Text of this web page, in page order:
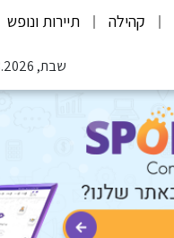
קהילה תיירות ונופש
שבת, 08.08.2026